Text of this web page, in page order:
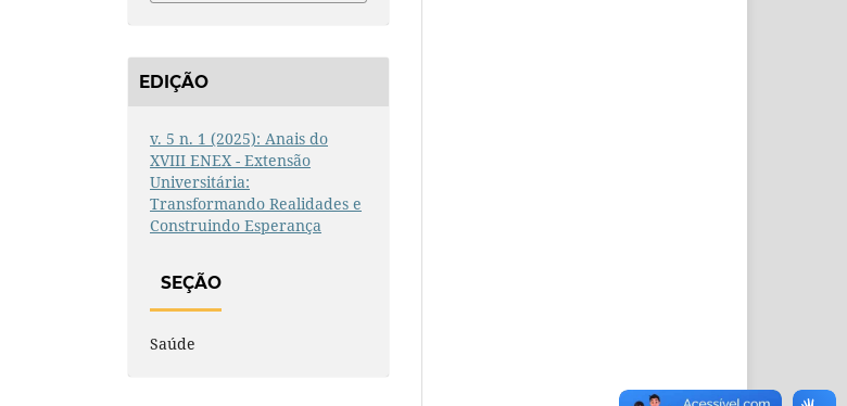
EDIÇÃO
v. 5 n. 1 (2025): Anais do
XVIII ENEX - Extensão
Universitária:
Transformando Realidades e
Construindo Esperança
SEÇÃO
Saúde